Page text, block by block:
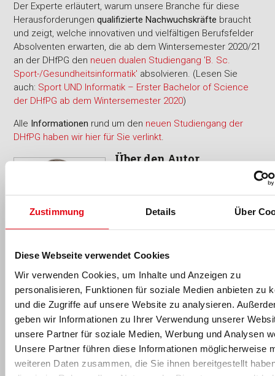
Zustimmung Details Über
Diese Webseite verwendet Cookies
Wir verwenden Cookies, um Inhalte und Anzeigen zu
personalisieren, Funktionen für soziale Medien anbieten zu
und die Zugriffe auf unsere Website zu analysieren.
geben wir Informationen zu Ihrer Verwendung unserer
unsere Partner für soziale Medien, Werbung und Analysen
Unsere Partner führen diese Informationen möglicherweise
weiteren Daten zusammen, die Sie ihnen bereitgestellt
Der Experte erläutert, warum unsere Branche für diese
Herausforderungenqualifizierte Nachwuchskräfte braucht
und zeigt, welche innovativen und vielfältigen Berufsfelder
Absolventen erwarten, die ab dem Wintersemester 2020/21
an der DHfPG den neuen dualen Studiengang 'B. Sc.
Sport-/Gesundheitsinformatik' absolvieren. (Lesen Sie
auch: Sport UND Informatik – Erster Bachelor of Science
der DHfPG ab dem Wintersemester 2020)
Alle Informationen rund um den neuen Studiengang der
DHfPG haben wir hier für Sie verlinkt.
Über den Autor
ist Dozent
an derDHfPG. 2019 promovierte er
im Fachbereich Informatik an der
Experience for Virtual Reality'.
wissenschaftlicher Mitarbeiter und
Doktorand amDeutschen
Forschungszentrum für Künstliche Intelligenz (DFKI). Dort
war er Teil des Forschungs- und Entwicklungsteams des
Ubiquitous Media Technologies Lab (UMTL)und des
Innovative Retail Laboratory (IRL).